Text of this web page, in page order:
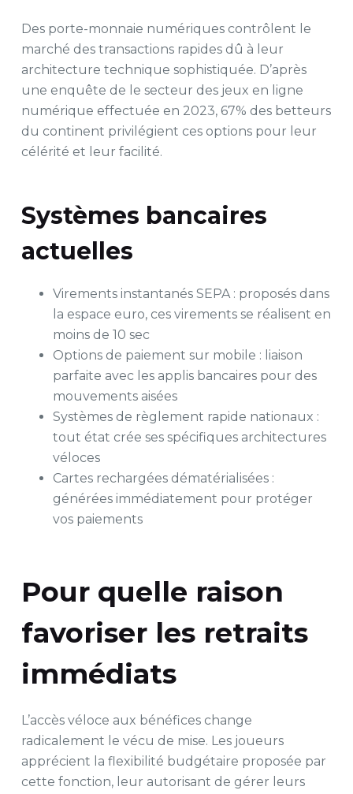
Des porte-monnaie numériques contrôlent le
marché des transactions rapides dû à leur
architecture technique sophistiquée. D’après
une enquête de le secteur des jeux en ligne
numérique effectuée en 2023, 67% des betteurs
du continent privilégient ces options pour leur
célérité et leur facilité.
Systèmes bancaires
actuelles
Virements instantanés SEPA : proposés dans
la espace euro, ces virements se réalisent en
moins de 10 sec
Options de paiement sur mobile : liaison
parfaite avec les applis bancaires pour des
mouvements aisées
Systèmes de règlement rapide nationaux :
tout état crée ses spécifiques architectures
véloces
Cartes rechargées dématérialisées :
générées immédiatement pour protéger
vos paiements
Pour quelle raison
favoriser les retraits
immédiats
L’accès véloce aux bénéfices change
radicalement le vécu de mise. Les joueurs
apprécient la flexibilité budgétaire proposée par
cette fonction, leur autorisant de gérer leurs